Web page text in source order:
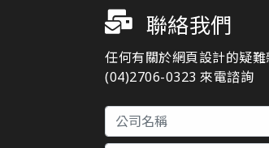
聯絡我們
任何有關於網頁設計的疑
(04)2706-0323 來電諮詢